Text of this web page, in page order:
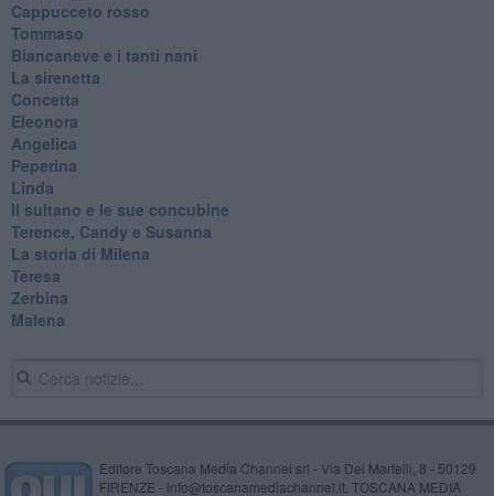
Cappucceto rosso
Tommaso
Biancaneve e i tanti nani
La sirenetta
Concetta
Eleonora
Angelica
Peperina
Linda
Il sultano e le sue concubine
Terence, Candy e Susanna
La storia di Milena
Teresa
Zerbina
Malena
Editore Toscana Media Channel srl - Via Dei Martelli, 8 - 50129
FIRENZE - info@toscanamediachannel.it. TOSCANA MEDIA